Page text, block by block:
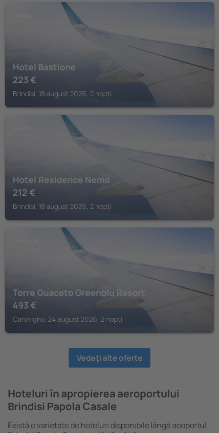
Hotel Bastione
223 €
Brindisi, 18 august 2026, 2 nopți
Hotel Residence Nemo
212 €
Brindisi, 18 august 2026, 2 nopți
Torre Guaceto Greenblu Resort
493 €
Carovigno, 24 august 2026, 2 nopți
Vedeţi alte oferte
Hoteluri în apropierea aeroportului
Brindisi Papola Casale
Există o varietate de hoteluri disponibile lângă aeoportul